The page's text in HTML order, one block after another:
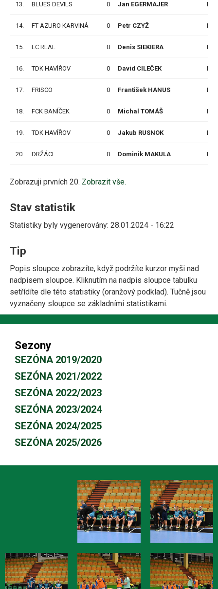
13. BLUES DEVILS 0 Jan EGERMAJER P
14. FT AZURO KARVINÁ 0 Petr CZYŽ P
15. LC REAL 0 Denis SIEKIERA P
16. TDK HAVÍŘOV 0 David CILEČEK P
17. FRISCO 0 František HANUS P
18. FCK BANÍČEK 0 Michal TOMÁŠ P
19. TDK HAVÍŘOV 0 Jakub RUSNOK P
20. DRŽÁCI 0 Dominik MAKULA P
Zobrazuji prvních 20. Zobrazit vše.
Stav statistik
Statistiky byly vygenerovány: 28.01.2024 - 16:22
Tip
Popis sloupce zobrazíte, když podržíte kurzor myši nad
nadpisem sloupce. Kliknutím na nadpis sloupce tabulku
setřídíte dle této statistiky (oranžový podklad). Tučně jsou
vyznačeny sloupce se základními statistikami.
Sezony
SEZÓNA 2019/2020
SEZÓNA 2021/2022
SEZÓNA 2022/2023
SEZÓNA 2023/2024
SEZÓNA 2024/2025
SEZÓNA 2025/2026